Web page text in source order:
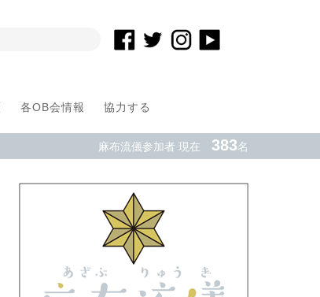
各OB会情報 協力する
麻布流儀参加者 現在 383名